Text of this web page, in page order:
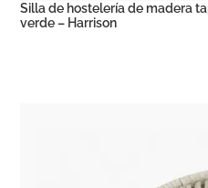
Silla de hostelería de madera
verde – Harrison